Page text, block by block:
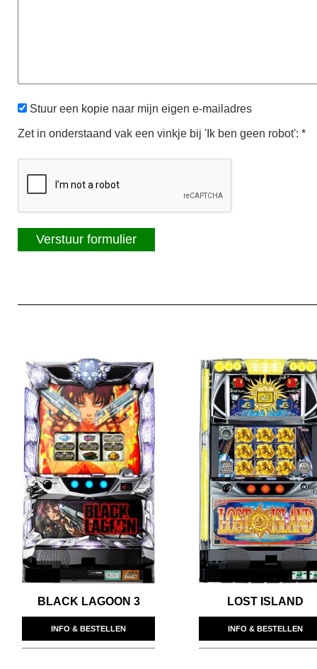
Stuur een kopie naar mijn eigen e-mailadres
Zet in onderstaand vak een vinkje bij 'Ik ben geen robot': *
BLACK LAGOON 3
INFO & BESTELLEN
LOST ISLAND
INFO & BESTELLEN